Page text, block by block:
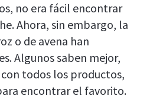
no era fácil encontrar
Ahora, sin embargo, la
o de avena han
Algunos saben mejor,
todos los productos,
encontrar el favorito.